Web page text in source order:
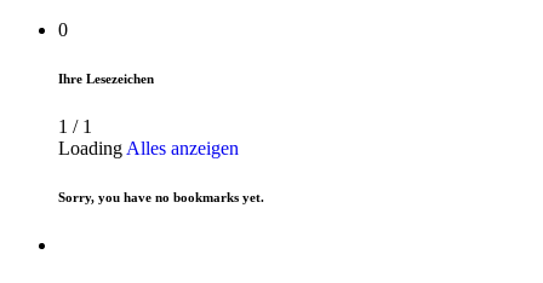
0
Ihre Lesezeichen
1 / 1
Loading Alles anzeigen
Sorry, you have no bookmarks yet.